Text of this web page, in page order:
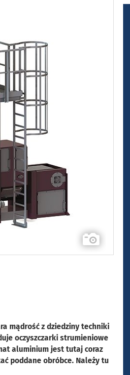
mądrość z dziedziny techniki
oczyszczarki strumieniowe
aluminium jest tutaj coraz
poddane obróbce. Należy tu